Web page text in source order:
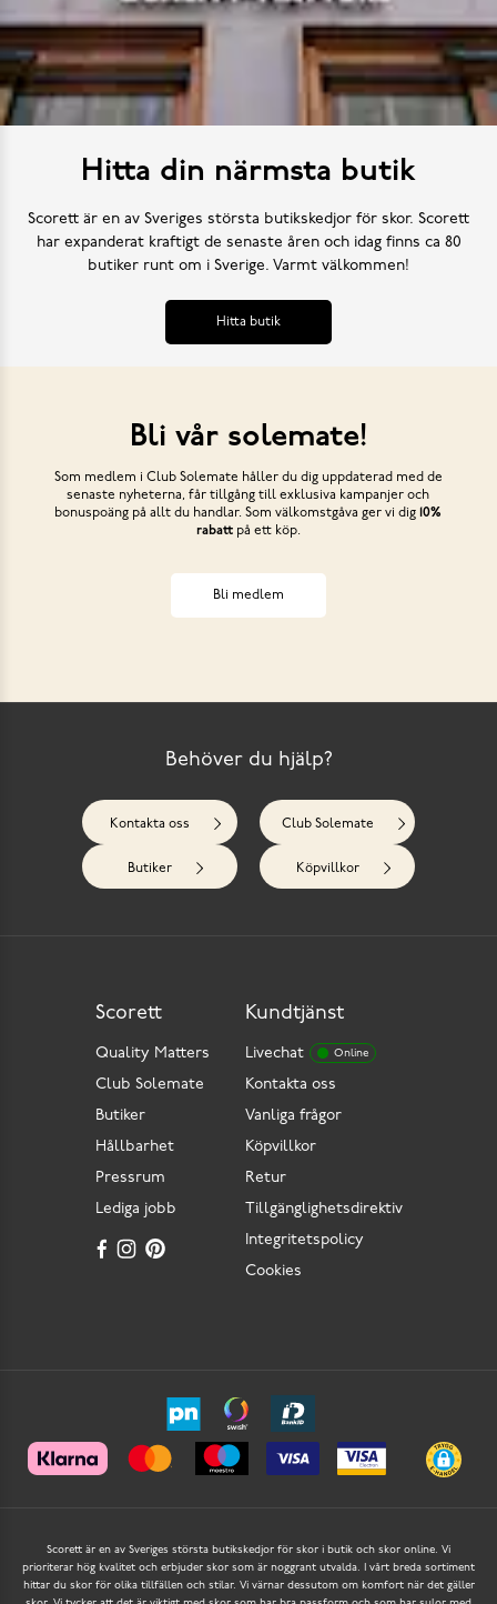
Hitta din närmsta butik
Scorett är en av Sveriges största butikskedjor för skor. Scorett
har expanderat kraftigt de senaste åren och idag finns ca 80
butiker runt om i Sverige. Varmt välkommen!
Hitta butik
Bli vår solemate!
Som medlem i Club Solemate håller du dig uppdaterad med de
senaste nyheterna, får tillgång till exklusiva kampanjer och
bonuspoäng på allt du handlar. Som välkomstgåva ger vi dig 10%
rabattpå ett köp.
Bli medlem
Behöver du hjälp?
Kontakta oss Club Solemate
Butiker Köpvillkor
Kundtjänst
Livechat Online
Kontakta oss
Vanliga frågor
Köpvillkor
Retur
Tillgänglighetsdirektiv
Integritetspolicy
Cookies
Scorett
Quality Matters
Club Solemate
Butiker
Hållbarhet
Pressrum
Lediga jobb
Scorett är en av Sveriges största butikskedjor för skor i butik och skor online. Vi
prioriterar hög kvalitet och erbjuder skor som är noggrant utvalda. I vårt breda sortiment
hittar du skor för olika tillfällen och stilar. Vi värnar dessutom om komfort när det gäller